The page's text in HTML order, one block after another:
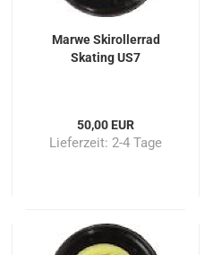
Marwe Skirollerrad
Skating US7
50,00 EUR
Lieferzeit: 2-4 Tage